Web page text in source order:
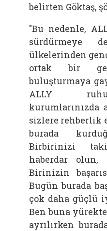
belirten Göktaş,
"Bu nedenle,
sürdürmeye
ülkelerinden
ortak bir
buluşturmaya
ALLY
kurumlarınızda
sizlere rehberlik
burada
Birbirinizi
haberdar olun,
Birinizin
Bugün burada
çok daha güçlü
Ben buna
ayrılırken